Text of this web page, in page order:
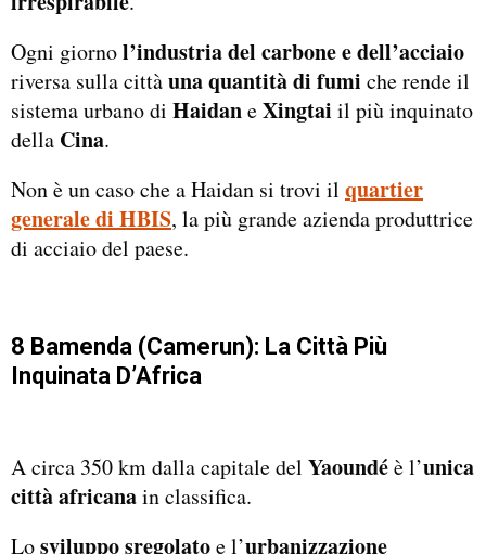
Ogni giornol’industria del carbone e dell’acciaio
riversa sulla cittàuna quantità di fumi che rende il
sistema urbano di HaidaneXingtai il più inquinato
della Cina.
Non è un caso che a Haidan si trovi il quartier
generale di HBIS, la più grande azienda produttrice
di acciaio del paese.
8 Bamenda (Camerun): La Città Più
Inquinata D’Africa
A circa 350 km dalla capitale del Yaoundéè l’unica
città africanain classifica.
Losviluppo sregolatoe l’urbanizzazione